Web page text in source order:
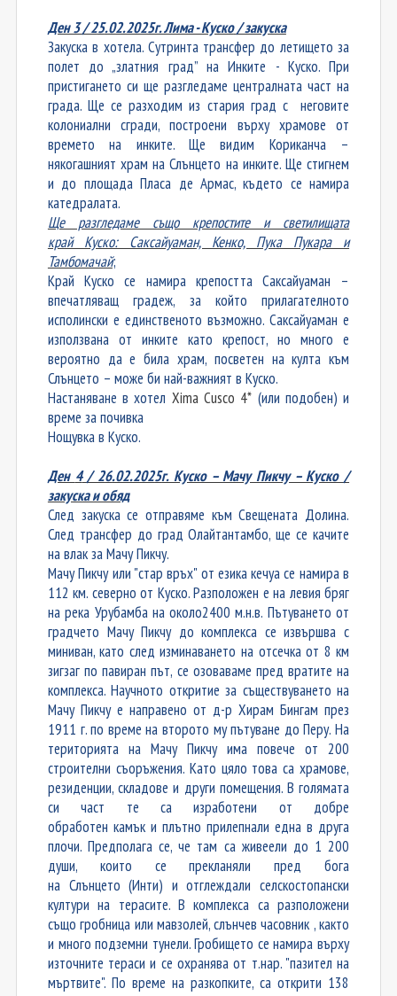
Ден 3 / 25.02.2025г. Лима - Куско/ закуска
Закуска в хотела. Сутринта трансфер до летището за
полет до „златния град” на Инките - Куско. При
пристигането си ще разгледаме централната част на
града. Ще се разходим из стария град с
неговите
колониални сгради, построени върху храмове от
времето на инките.
Ще видим Кориканча –
някогашният храм на Слънцето на инките. Ще стигнем
и до площада Пласа де Армас, където се намира
катедралата.
Ще разгледаме също крепостите и светилищата
край Куско: Саксайуаман, Кенко, Пука Пукара и
Тамбомачай;
Край Куско се намира крепостта Саксайуаман –
впечатляващ градеж, за който прилагателното
исполински е единственото възможно. Саксайуаман е
използвана от инките като крепост, но много е
вероятно да е била храм, посветен на култа към
Слънцето – може би най-важният в Куско.
Настаняване в хотел Xima Cusco 4* (или подобен) и
време за почивка
Нощувка в Куско.
Ден 4 / 26.02.2025г. Куско – Мачу Пикчу – Куско /
закуска и обяд
След закуска се отправяме към Свещената Долина.
След трансфер до град Олайтантамбо, ще се качите
на влак за Мачу Пикчу.
Мачу Пикчу или "стар връх" от езика кечуа се намира в
112 км. северно от Куско. Разположен е на левия бряг
на река Урубамба на около2400 м.н.в. Пътуването от
градчето Мачу Пикчу до комплекса се извършва с
миниван, като след изминаването на отсечка от 8 км
зигзаг по павиран път, се озоваваме пред вратите на
комплекса. Научното откритие за съществуването на
Мачу Пикчу е направено от д-р Хирам Бингам през
1911 г. по време на второто му пътуване до Перу. На
територията на Мачу Пикчу има повече от 200
строителни съоръжения. Като цяло това са храмове,
резиденции, складове и други помещения. В голямата
си част те са изработени от добре
обработен камък и плътно прилепнали една в друга
плочи. Предполага се, че там са живеели до 1 200
души, които се прекланяли пред бога
на Слънцето (Инти) и отглеждали селскостопански
култури на терасите. В комплекса са разположени
също гробница или мавзолей, слънчев часовник , както
и много подземни тунели. Гробището се намира върху
източните тераси и се охранява от т.нар. "пазител на
мъртвите". По време на разкопките, са открити 138